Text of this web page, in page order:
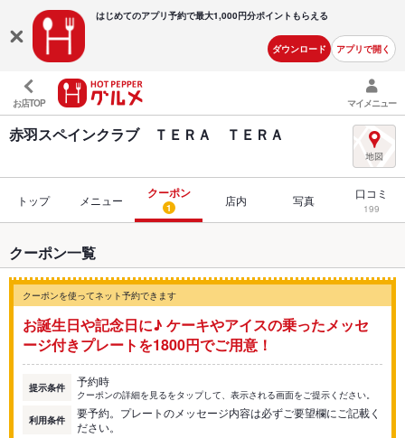
はじめてのアプリ予約で最大1,000円分ポイントもらえる
ダウンロード アプリで開く
お店TOP マイメニュー
赤羽スペインクラブ ＴＥＲＡ ＴＥＲＡ
トップ メニュー クーポン
1 店内 写真 口コミ
199
クーポン一覧
クーポンを使ってネット予約できます
お誕生日や記念日に♪ ケーキやアイスの乗ったメッセ
ージ付きプレートを1800円でご用意！
提示条件 予約時
クーポンの詳細を見るをタップして、表示される画面をご提示ください。
利用条件
要予約。プレートのメッセージ内容は必ずご要望欄にご記載く
ださい。